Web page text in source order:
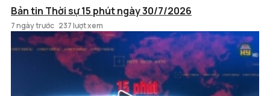
Bản tin Thời sự 15 phút ngày 30/7/2026
7 ngày trước 237 lượt xem